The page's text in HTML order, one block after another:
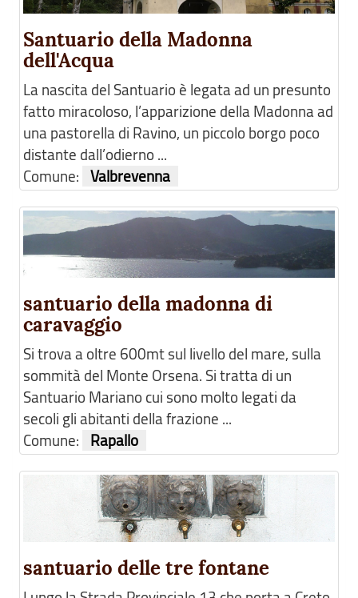
Santuario della Madonna
dell'Acqua
La nascita del Santuario è legata ad un presunto
fatto miracoloso, l’apparizione della Madonna ad
una pastorella di Ravino, un piccolo borgo poco
distante dall’odierno ...
Comune: Valbrevenna
santuario della madonna di
caravaggio
Si trova a oltre 600mt sul livello del mare, sulla
sommità del Monte Orsena. Si tratta di un
Santuario Mariano cui sono molto legati da
secoli gli abitanti della frazione ...
Comune:
Rapallo
santuario delle tre fontane